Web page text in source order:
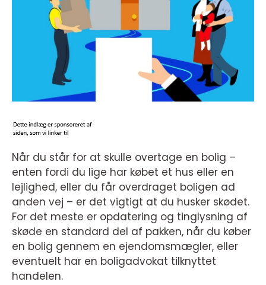
Når du står for at skulle overtage en bolig –
enten fordi du lige har købet et hus eller en
lejlighed, eller du får overdraget boligen ad
anden vej – er det vigtigt at du husker skødet.
For det meste er opdatering og tinglysning af
skøde en standard del af pakken, når du køber
en bolig gennem en ejendomsmægler, eller
eventuelt har en boligadvokat tilknyttet
handelen.